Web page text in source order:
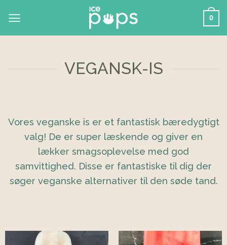
content
0
VEGANSK-IS
Vores veganske is er et fantastisk bæredygtigt
valg! De er super læskende og giver en
lækker smagsoplevelse med god
samvittighed. Disse er fantastiske til dig der
søger veganske alternativer til den søde tand.